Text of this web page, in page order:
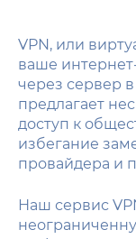
VPN, или
ваше
через сервер
предлагает
доступ к
избегание
провайдера и
Наш сервис